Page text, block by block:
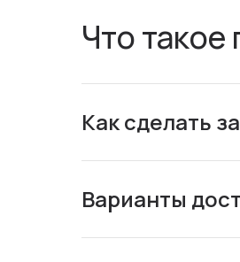
Что такое
Как сделать
Варианты